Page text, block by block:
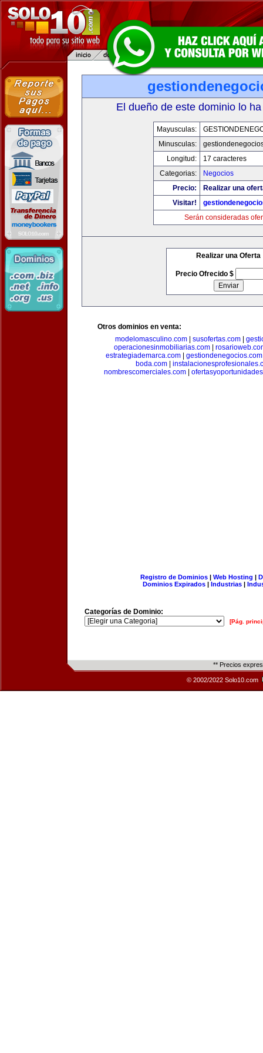
El dueño de este dominio lo
Mayusculas:
Minusculas:
Longitud:
17 caracteres
Categorias:
Negocios
Precio:
Realizar una
Visitar!
Serán consideradas
Realizar una Oferta
Precio Ofrecido $
Otros dominios en venta:
modelomasculino.com
susofertas.com
operacionesinmobiliarias.com
estrategiademarca.com| gestiondenegocios.com
boda.com|
nombrescomerciales.com
Registro de Dominios| Web Hosting |
Dominios Expirados | Industrias |
Categorías de Dominio:
[Pág.
** Precios
© 2002/2022 Solo10.com